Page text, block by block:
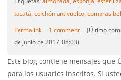
tacatá, colchón antivuelco, compras
Permalink 1 comment
(Último
de junio de 2017, 08:03)
Este blog contiene mensajes que
para los usuarios inscritos. Si